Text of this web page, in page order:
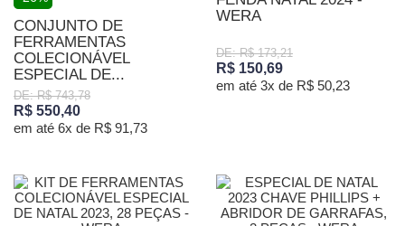
CONJUNTO DE
FERRAMENTAS
COLECIONÁVEL
ESPECIAL DE...
DE: R$ 743,78
R$ 550,40
em até 6x de R$ 91,73
WERA
DE: R$ 173,21
R$ 150,69
em até 3x de R$ 50,23